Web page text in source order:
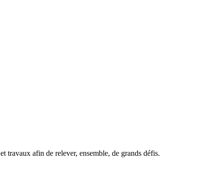
travaux afin de relever, ensemble, de grands défis.